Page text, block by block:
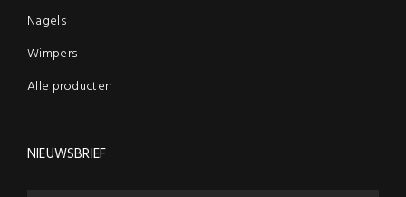
Nagels
Wimpers
Alle producten
NIEUWSBRIEF